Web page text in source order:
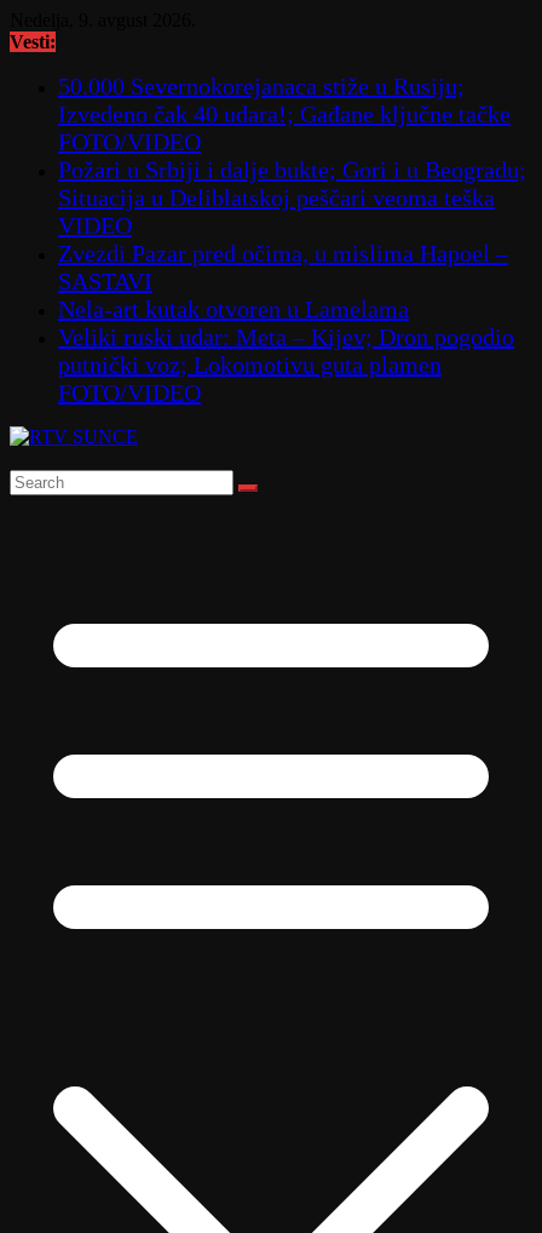
to
Vesti:
50.000 Severnokorejanaca stiže u Rusiju;
Izvedeno čak 40 udara!; Gađane ključne tačke
FOTO/VIDEO
Požari u Srbiji i dalje bukte; Gori i u Beogradu;
Situacija u Deliblatskoj peščari veoma teška
VIDEO
Zvezdi Pazar pred očima, u mislima Hapoel –
SASTAVI
Nela-art kutak otvoren u Lamelama
Veliki ruski udar: Meta – Kijev; Dron pogodio
putnički voz; Lokomotivu guta plamen
FOTO/VIDEO